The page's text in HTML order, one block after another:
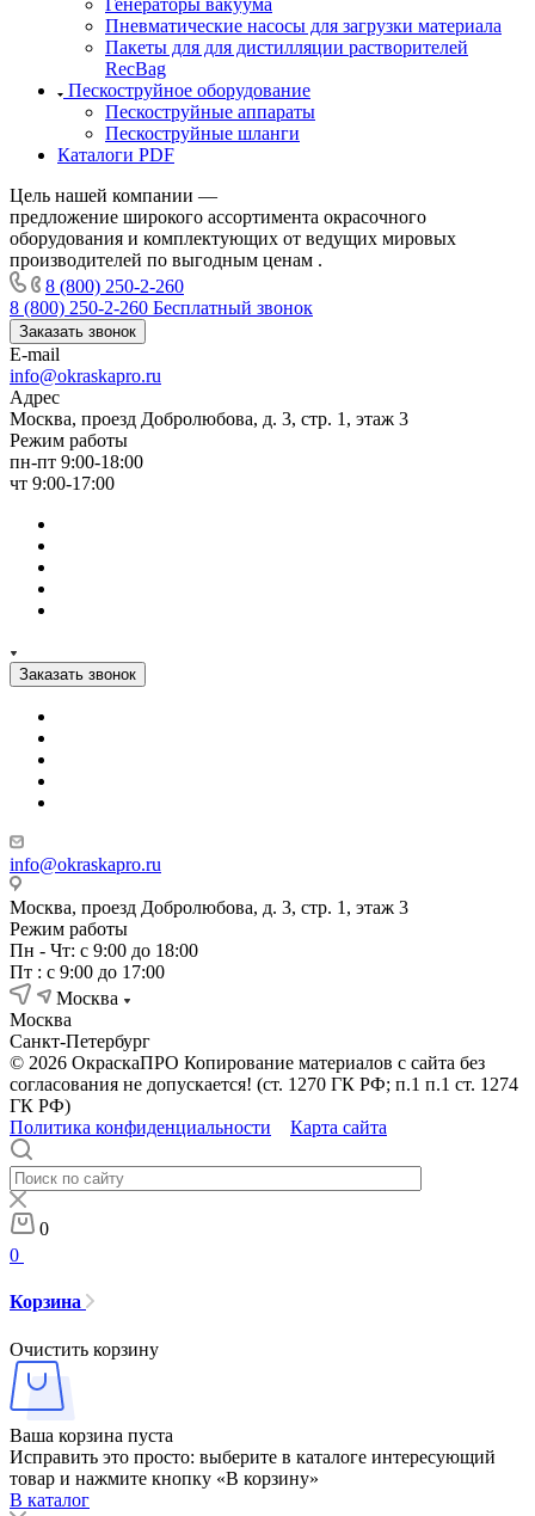
Генераторы вакуума
Пневматические насосы для загрузки материала
Пакеты для для дистилляции растворителей
RecBag
Пескоструйное оборудование
Пескоструйные аппараты
Пескоструйные шланги
Каталоги PDF
Цель нашей компании —
предложение широкого ассортимента окрасочного
оборудования и комплектующих от ведущих мировых
производителей по выгодным ценам .
8 (800) 250-2-260
8 (800) 250-2-260 Бесплатный звонок
Заказать звонок
E-mail
info@okraskapro.ru
Адрес
Москва, проезд Добролюбова, д. 3, стр. 1, этаж 3
Режим работы
пн-пт 9:00-18:00
чт 9:00-17:00
Заказать звонок
info@okraskapro.ru
Москва, проезд Добролюбова, д. 3, стр. 1, этаж 3
Режим работы
Пн - Чт: с 9:00 до 18:00
Пт : с 9:00 до 17:00
Москва
Москва
Санкт-Петербург
© 2026 ОкраскаПРО Копирование материалов с сайта без
согласования не допускается! (ст. 1270 ГК РФ; п.1 п.1 ст. 1274
ГК РФ)
Политика конфиденциальности
Карта сайта
0
0
Корзина
Очистить корзину
Ваша корзина пуста
Исправить это просто: выберите в каталоге интересующий
товар и нажмите кнопку «В корзину»
В каталог